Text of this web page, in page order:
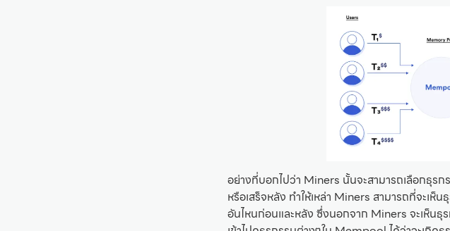
อย่างที่บอกไปว่า Miners นั้นจะสามารถเลือกธุรก
หรือเสร็จหลัง ทำให้เหล่า Miners สามารถที่จะเ
อันไหนก่อนและหลัง ซึ่งนอกจาก Miners จะเห็น